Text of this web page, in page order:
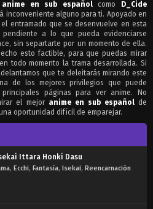
anime en sub españolcomo D_Cide
inconveniente alguno para ti. Apoyado en
entramado que se desenvuelve en esta
a lo que pueda evidenciarse
sin separtarte por un momento de ella.
esto factible, para que puedas mirar
todo momento la trama desarrollada. Si
que te deleitarás mirando este
de los mejores privilegios que puede
páginas para ver anime. No
el mejor anime en sub españolde
oportunidad difícil de emparejar.
Ittara Honki Dasu
, Ecchi, Fantasía, Isekai, Reencarnación